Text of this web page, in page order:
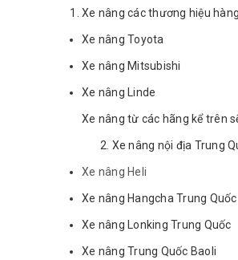
Xe nâng các thương hiệu
Xe nâng Toyota
Xe nâng Mitsubishi
Xe nâng Linde
Xe nâng từ các hãng kể trên
2. Xe nâng nội địa Trung
Xe nâng Heli
Xe nâng Hangcha Trung Quốc
Xe nâng Lonking Trung Quốc
Xe nâng Trung Quốc Baoli